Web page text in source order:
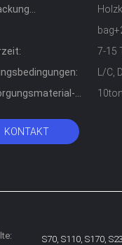
7-15
L/
KONTAKT
S70, S110, S170,